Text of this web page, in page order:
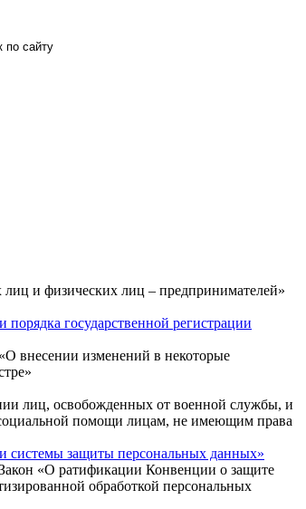
и физических лиц – предпринимателей»
государственной регистрации
внесении изменений в некоторые
лиц, освобожденных от военной службы, и
социальной помощи лицам, не имеющим права
системы защиты персональных данных»
«О ратификации Конвенции о защите
обработкой персональных